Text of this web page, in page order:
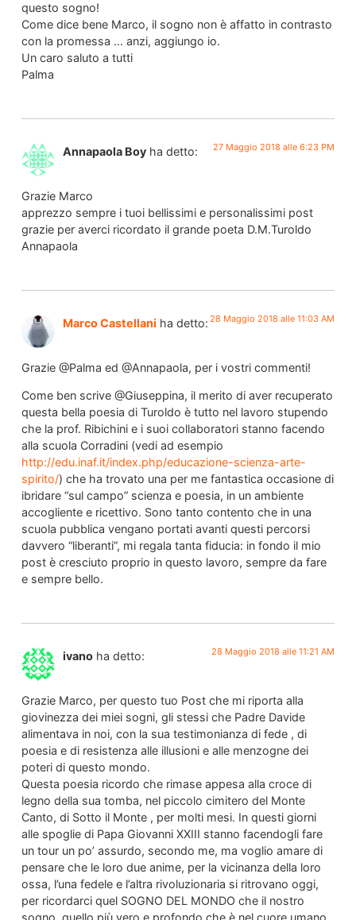
questo sogno!
Come dice bene Marco, il sogno non è affatto in contrasto
con la promessa … anzi, aggiungo io.
Un caro saluto a tutti
Palma
Annapaola Boy ha detto: 27 Maggio 2018 alle 6:23 PM
Grazie Marco
apprezzo sempre i tuoi bellissimi e personalissimi post
grazie per averci ricordato il grande poeta D.M.Turoldo
Annapaola
Marco Castellani ha detto: 28 Maggio 2018 alle 11:03 AM
Grazie @Palma ed @Annapaola, per i vostri commenti!
Come ben scrive @Giuseppina, il merito di aver recuperato
questa bella poesia di Turoldo è tutto nel lavoro stupendo
che la prof. Ribichini e i suoi collaboratori stanno facendo
alla scuola Corradini (vedi ad esempio
http://edu.inaf.it/index.php/educazione-scienza-arte-
spirito/) che ha trovato una per me fantastica occasione di
ibridare “sul campo” scienza e poesia, in un ambiente
accogliente e ricettivo. Sono tanto contento che in una
scuola pubblica vengano portati avanti questi percorsi
davvero “liberanti”, mi regala tanta fiducia: in fondo il mio
post è cresciuto proprio in questo lavoro, sempre da fare
e sempre bello.
ivano ha detto: 28 Maggio 2018 alle 11:21 AM
Grazie Marco, per questo tuo Post che mi riporta alla
giovinezza dei miei sogni, gli stessi che Padre Davide
alimentava in noi, con la sua testimonianza di fede , di
poesia e di resistenza alle illusioni e alle menzogne dei
poteri di questo mondo.
Questa poesia ricordo che rimase appesa alla croce di
legno della sua tomba, nel piccolo cimitero del Monte
Canto, di Sotto il Monte , per molti mesi. In questi giorni
alle spoglie di Papa Giovanni XXIII stanno facendogli fare
un tour un po’ assurdo, secondo me, ma voglio amare di
pensare che le loro due anime, per la vicinanza della loro
ossa, l’una fedele e l’altra rivoluzionaria si ritrovano oggi,
per ricordarci quel SOGNO DEL MONDO che il nostro